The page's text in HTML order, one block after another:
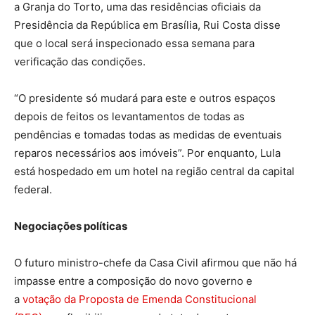
a Granja do Torto, uma das residências oficiais da
Presidência da República em Brasília, Rui Costa disse
que o local será inspecionado essa semana para
verificação das condições.
“O presidente só mudará para este e outros espaços
depois de feitos os levantamentos de todas as
pendências e tomadas todas as medidas de eventuais
reparos necessários aos imóveis”. Por enquanto, Lula
está hospedado em um hotel na região central da capital
federal.
Negociações políticas
O futuro ministro-chefe da Casa Civil afirmou que não há
impasse entre a composição do novo governo e
a votação da Proposta de Emenda Constitucional